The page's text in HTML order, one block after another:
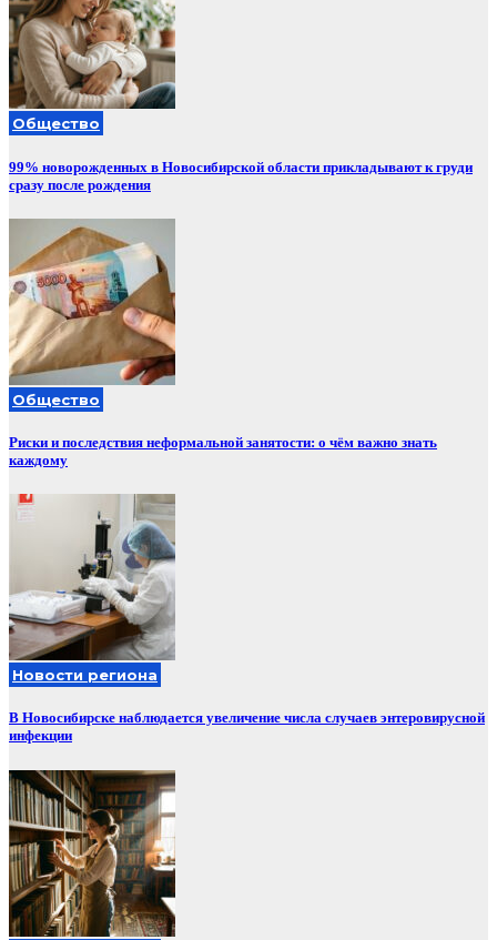
Общество
99% новорожденных в Новосибирской области прикладывают к груди
сразу после рождения
Общество
Риски и последствия неформальной занятости: о чём важно знать
каждому
Новости региона
В Новосибирске наблюдается увеличение числа случаев энтеровирусной
инфекции